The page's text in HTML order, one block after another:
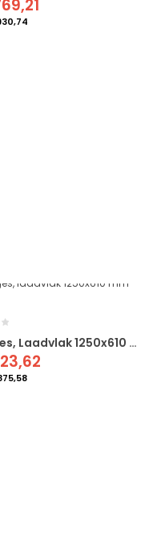
Etagewagen 4495 Met 4 Etages, Laadvlak 1250x610 Mm